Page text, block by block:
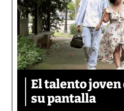
El talento
su pantalla​